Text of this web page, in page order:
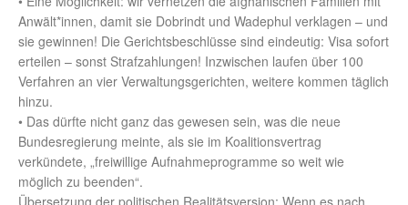
Anwält*innen, damit sie Dobrindt und Wadephul verklagen – und
sie gewinnen! Die Gerichtsbeschlüsse sind eindeutig: Visa sofort
erteilen – sonst Strafzahlungen! Inzwischen laufen über 100
Verfahren an vier Verwaltungsgerichten, weitere kommen täglich
hinzu.
• Das dürfte nicht ganz das gewesen sein, was die neue
Bundesregierung meinte, als sie im Koalitionsvertrag
verkündete, „freiwillige Aufnahmeprogramme so weit wie
möglich zu beenden“.